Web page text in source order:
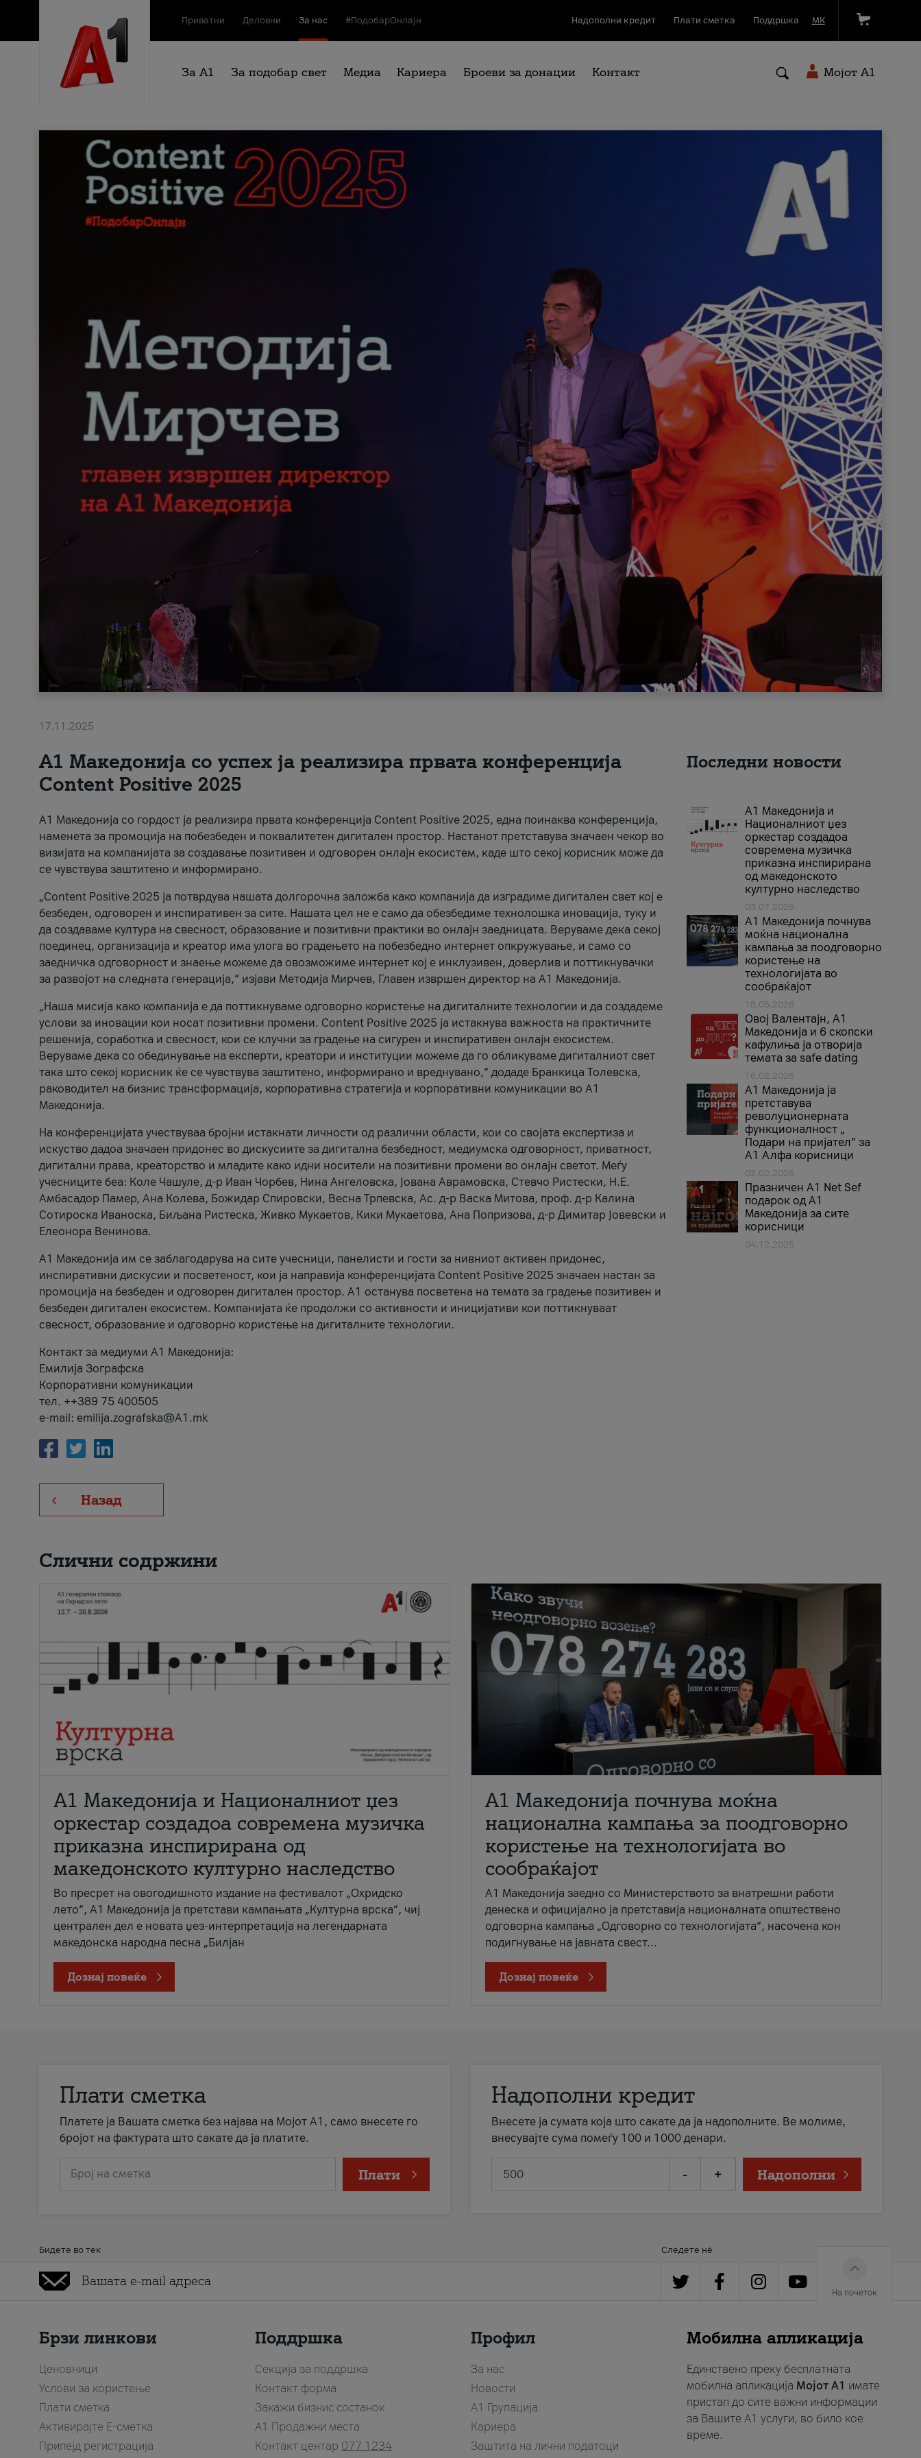
Приватни Деловни За нас #ПодобарОнлајн Надополни кредит Плати сметка Поддршка МК
За А1 За подобар свет Медиа Кариера Броеви за донации Контакт Мојот A1
17.11.2025
А1 Македонија со успех ја реализира првата конференција
Content Positive 2025
А1 Македонија со гордост ја реализира првата конференција Content Positive 2025, една поинаква конференција,
наменета за промоција на побезбеден и поквалитетен дигитален простор. Настанот претставува значаен чекор во
визијата на компанијата за создавање позитивен и одговорен онлајн екосистем, каде што секој корисник може да
се чувствува заштитено и информирано.
„Content Positive 2025 ја потврдува нашата долгорочна заложба како компанија да изградиме дигитален свет кој е
безбеден, одговорен и инспиративен за сите. Нашата цел не е само да обезбедиме технолошка иновација, туку и
да создаваме култура на свесност, образование и позитивни практики во онлајн заедницата. Веруваме дека секој
поединец, организација и креатор има улога во градењето на побезбедно интернет опкружување, и само со
заедничка одговорност и знаење можеме да овозможиме интернет кој е инклузивен, доверлив и поттикнувачки
за развојот на следната генерација,“ изјави Методија Мирчев, Главен извршен директор на А1 Македонија.
„Наша мисија како компанија е да поттикнуваме одговорно користење на дигиталните технологии и да создадеме
услови за иновации кои носат позитивни промени. Content Positive 2025 ја истакнува важноста на практичните
решенија, соработка и свесност, кои се клучни за градење на сигурен и инспиративен онлајн екосистем.
Веруваме дека со обединување на експерти, креатори и институции можеме да го обликуваме дигиталниот свет
така што секој корисник ќе се чувствува заштитено, информирано и вреднувано,“ додаде Бранкица Толевска,
раководител на бизнис трансформација, корпоративна стратегија и корпоративни комуникации во А1
Македонија.
На конференцијата учествуваа бројни истакнати личности од различни области, кои со својата експертиза и
искуство дадоа значаен придонес во дискусиите за дигитална безбедност, медиумска одговорност, приватност,
дигитални права, креаторство и младите како идни носители на позитивни промени во онлајн светот. Меѓу
учесниците беа: Коле Чашуле, д-р Иван Чорбев, Нина Ангеловска, Јована Аврамовска, Стевчо Ристески, Н.Е.
Амбасадор Памер, Ана Колева, Божидар Спировски, Весна Трпевска, Ас. д-р Васка Митова, проф. д-р Калина
Сотироска Иваноска, Биљана Ристеска, Живко Мукаетов, Кики Мукаетова, Ана Попризова, д-р Димитар Јовевски и
Елеонора Венинова.
А1 Македонија им се заблагодарува на сите учесници, панелисти и гости за нивниот активен придонес,
инспиративни дискусии и посветеност, кои ја направија конференцијата Content Positive 2025 значаен настан за
промоција на безбеден и одговорен дигитален простор. А1 останува посветена на темата за градење позитивен и
безбеден дигитален екосистем. Компанијата ќе продолжи со активности и иницијативи кои поттикнуваат
свесност, образование и одговорно користење на дигиталните технологии.
Контакт за медиуми А1 Македонија:
Емилија Зографска
Корпоративни комуникации
тел. ++389 75 400505
e-mail: emilija.zografska@A1.mk
Назад
Последни новости
А1 Македонија и
Националниот џез
оркестар создадоа
современа музичка
приказна инспирирана
од македонското
културно наследство
03.07.2026
A1 Македонија почнува
моќна национална
кампања за поодговорно
користење на
технологијата во
сообраќајот
18.05.2026
Овој Валентајн, A1
Македонија и 6 скопски
кафулиња ја отворија
темата за safe dating
16.02.2026
А1 Македонија ја
претставува
револуционерната
функционалност „
Подари на пријател“ за
А1 Алфа корисници
02.02.2026
Празничен A1 Net Sеf
подарок од А1
Македонија за сите
корисници
04.12.2025
Слични содржини
А1 Македонија и Националниот џез
оркестар создадоа современа музичка
приказна инспирирана од
македонското културно наследство
Во пресрет на овогодишното издание на фестивалот „Охридско
лето“, А1 Македонија ја претстави кампањата „Културна врска“, чиј
централен дел е новата џез-интерпретација на легендарната
македонска народна песна „Билјан
Дознај повеќе
A1 Македонија почнува моќна
национална кампања за поодговорно
користење на технологијата во
сообраќајот
A1 Македонија заедно со Министерството за внатрешни работи
денеска и официјално ја претставија националната општествено
одговорна кампања „Одговорно со технологијата“, насочена кон
подигнување на јавната свест...
Дознај повеќе
Плати сметка
Платете ја Вашата сметка без најава на Мојот А1, само внесете го
бројот на фактурата што сакате да ја платите.
Број на сметка Плати
Надополни кредит
Внесете ја сумата која што сакате да ја надополните. Ве молиме,
внесувајте сума помеѓу 100 и 1000 денари.
- + Надополни
Бидете во тек Следете нè
На почеток
Брзи линкови
Ценовници
Услови за користење
Плати сметка
Активирајте Е-сметка
Припејд регистрација
Поддршка
Секција за поддршка
Контакт форма
Закажи бизнис состанок
A1 Продажни места
Контакт центар 077 1234
Профил
За нас
Новости
А1 Групација
Кариера
Заштита на лични податоци
Мобилна апликација
Единствено преку бесплатната
мобилна апликација Мојот A1 имате
пристап до сите важни информации
за Вашите A1 услуги, во било кое
време.